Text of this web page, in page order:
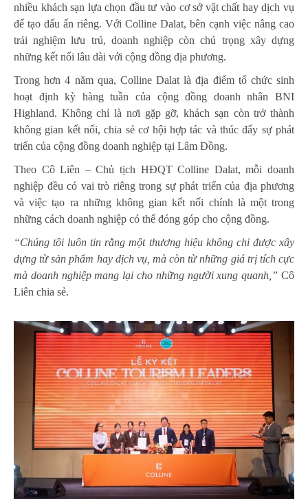
nhiều khách sạn lựa chọn đầu tư vào cơ sở vật chất hay dịch vụ
để tạo dấu ấn riêng. Với Colline Dalat, bên cạnh việc nâng cao
trải nghiệm lưu trú, doanh nghiệp còn chú trọng xây dựng
những kết nối lâu dài với cộng đồng địa phương.
Trong hơn 4 năm qua, Colline Dalat là địa điểm tổ chức sinh
hoạt định kỳ hàng tuần của cộng đồng doanh nhân BNI
Highland. Không chỉ là nơi gặp gỡ, khách sạn còn trở thành
không gian kết nối, chia sẻ cơ hội hợp tác và thúc đẩy sự phát
triển của cộng đồng doanh nghiệp tại Lâm Đồng.
Theo Cô Liên – Chủ tịch HĐQT Colline Dalat, mỗi doanh
nghiệp đều có vai trò riêng trong sự phát triển của địa phương
và việc tạo ra những không gian kết nối chính là một trong
những cách doanh nghiệp có thể đóng góp cho cộng đồng.
“Chúng tôi luôn tin rằng một thương hiệu không chỉ được xây
dựng từ sản phẩm hay dịch vụ, mà còn từ những giá trị tích cực
mà doanh nghiệp mang lại cho những người xung quanh,” Cô
Liên chia sẻ.